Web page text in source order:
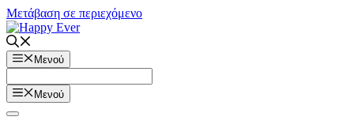
Μετάβαση σε περιεχόμενο
Μενού
Μενού